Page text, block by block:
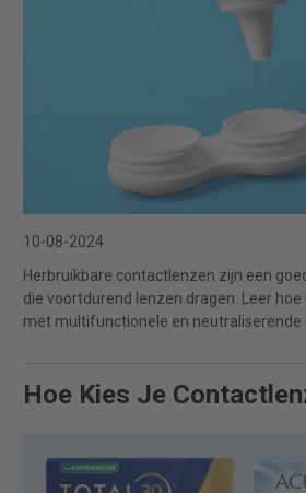
10-08-2024
Herbruikbare contactlenzen zijn een
die voortdurend lenzen dragen. Leer
met multifunctionele en neutraliserende
Hoe Kies Je